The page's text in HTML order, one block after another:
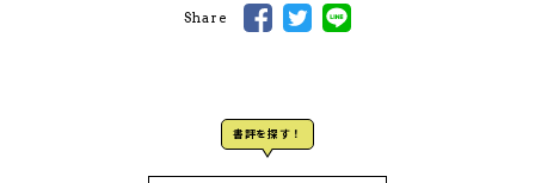
Share
書評を探す！